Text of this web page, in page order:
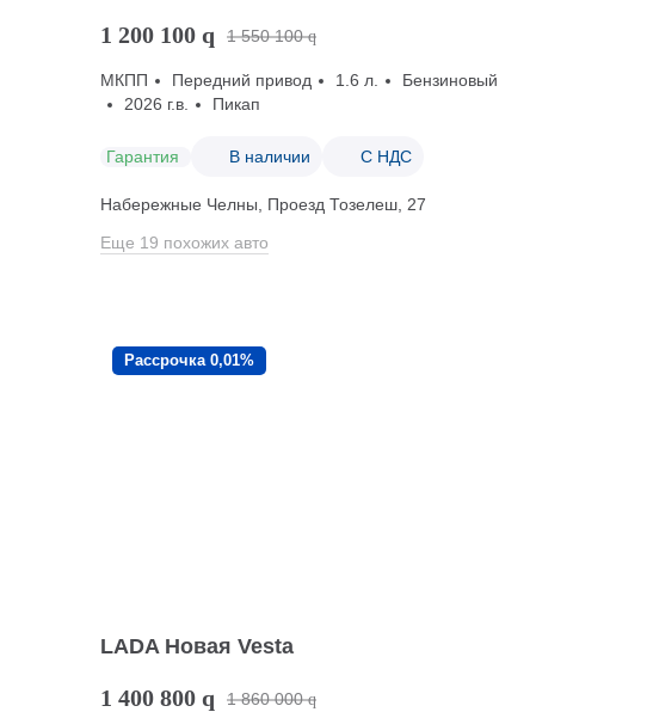
1 200 100 q 1 550 100 q
МКПП Передний привод 1.6 л.
Бензиновый
2026 г.в.
Пикап
Гарантия В наличии С НДС
Набережные Челны, Проезд ​Тозелеш, 27
Еще 19 похожих авто
Рассрочка 0,01%
LADA Новая Vesta
1 400 800 q 1 860 000 q